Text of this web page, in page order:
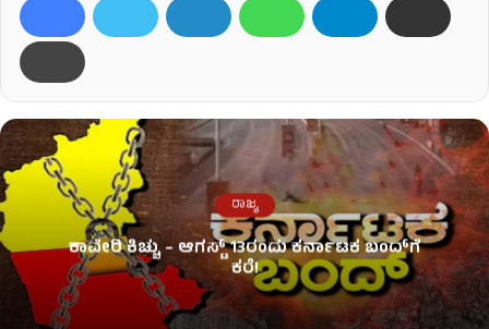
ರಾಜ್ಯ
ಕಾವೇರಿ ಕಿಚ್ಚು – ಆಗಸ್ಟ್​ 13ರಂದು ಕರ್ನಾಟಕ ಬಂದ್​ಗೆ
ಕರೆ!